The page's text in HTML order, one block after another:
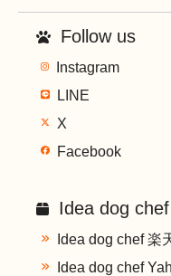
Follow us
Instagram
LINE
X
Facebook
Idea dog
Idea dog chef 楽
Idea dog chef